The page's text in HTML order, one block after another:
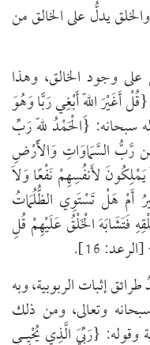
يدلُّ على الخالق من
وجود الخالق، وهذا
أَغَيْرَ اللّهِ أَبْغِي رَبًّا وَهُوَ
164]، وقوله سبحانه: {الْحَمْدُ للّهِ رَبِّ
{قُلْ مَن رَّبُّ السَّمَاوَاتِ وَالأَرْضِ
يَمْلِكُونَ لأَنفُسِهِمْ نَفْعًا وَلاَ
أَمْ هَلْ تَسْتَوِي الظُّلُمَاتُ
فَتَشَابَهَ الْخَلْقُ عَلَيْهِمْ قُلِ
16].
إثبات الربوبية، وبه
سبحانه وتعالى، ومن ذلك
وقوله: {رَبِّيَ الَّذِي يُحْيِـي